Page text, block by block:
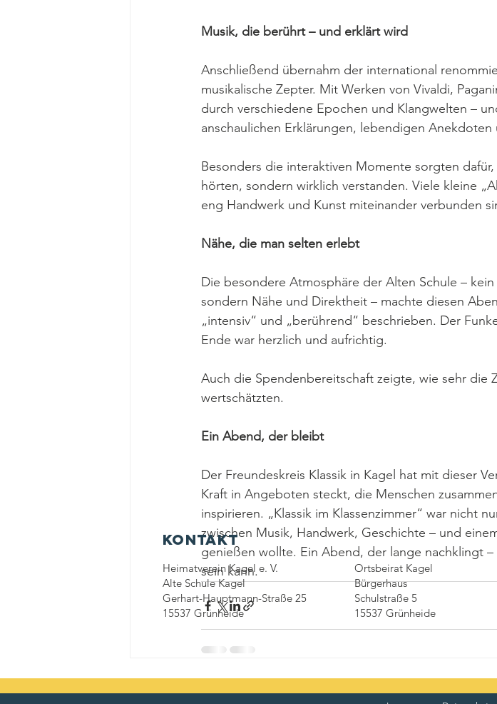
Musik, die berührt – und erklärt wird
Anschließend übernahm der international
musikalische Zepter. Mit Werken von Vivaldi,
durch verschiedene Epochen und Klangwelten –
anschaulichen Erklärungen, lebendigen
Besonders die interaktiven Momente sorgten
hörten, sondern wirklich verstanden. Viele kleine
eng Handwerk und Kunst miteinander verbunden
Nähe, die man selten erlebt
Die besondere Atmosphäre der Alten Schule –
sondern Nähe und Direktheit – machte diesen
„intensiv“ und „berührend“ beschrieben. Der
Ende war herzlich und aufrichtig.
Auch die Spendenbereitschaft zeigte, wie sehr die
wertschätzten.
Ein Abend, der bleibt
Der Freundeskreis Klassik in Kagel hat mit dieser
Kraft in Angeboten steckt, die Menschen
inspirieren. „Klassik im Klassenzimmer“ war nicht
zwischen Musik, Handwerk, Geschichte – und
genießen wollte. Ein Abend, der lange nachklingt
sein kann.
Kontakt
Heimatverein Kagel e. V.
Alte Schule Kagel
Gerhart-Hauptmann-Straße 25
15537 Grünheide
Ortsbeirat Kagel
Bürgerhaus
Schulstraße 5
15537 Grünheide